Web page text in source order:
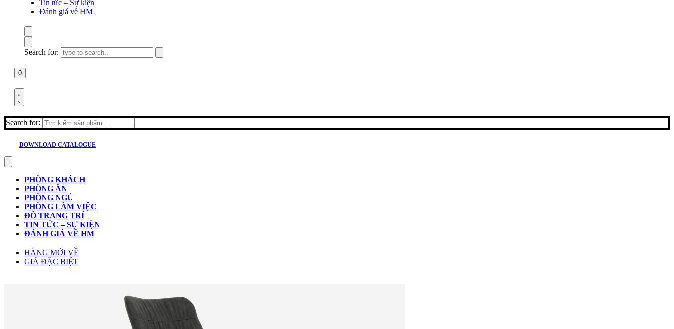
Tin tức – Sự kiện
Đánh giá về HM
Search for:
0
Search for:
DOWNLOAD CATALOGUE
PHÒNG KHÁCH
PHÒNG ĂN
PHÒNG NGỦ
PHÒNG LÀM VIỆC
ĐỒ TRANG TRÍ
TIN TỨC – SỰ KIỆN
ĐÁNH GIÁ VỀ HM
HÀNG MỚI VỀ
GIÁ ĐẶC BIỆT